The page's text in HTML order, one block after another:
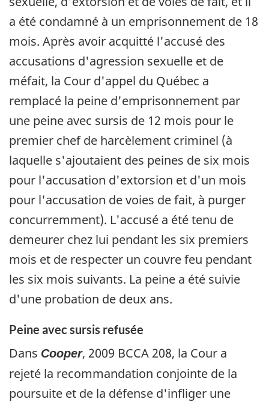
a été condamné à un emprisonnement de 18
mois. Après avoir acquitté l'accusé des
accusations d'agression sexuelle et de
méfait, la Cour d'appel du Québec a
remplacé la peine d'emprisonnement par
une peine avec sursis de 12 mois pour le
premier chef de harcèlement criminel (à
laquelle s'ajoutaient des peines de six mois
pour l'accusation d'extorsion et d'un mois
pour l'accusation de voies de fait, à purger
concurremment). L'accusé a été tenu de
demeurer chez lui pendant les six premiers
mois et de respecter un couvre feu pendant
les six mois suivants. La peine a été suivie
d'une probation de deux ans.
Peine avec sursis refusée
Dans Cooper, 2009 BCCA 208, la Cour a
rejeté la recommandation conjointe de la
poursuite et de la défense d'infliger une